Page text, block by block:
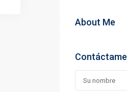
About Me
Contáctame